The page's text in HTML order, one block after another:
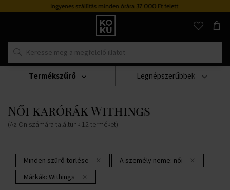
Ingyenes szállítás minden órára 37 000 Ft felett
Eredeti
parfümök
órák
egy
Karórák Női Karórák Női Karórák Withings
Női karórák Withings
(Az Ön számára találtunk 12 terméket)
Legnépszerűbbek
Minden szűrő törlése A személy neme: női
Márkák: Withings
Termékszűrő